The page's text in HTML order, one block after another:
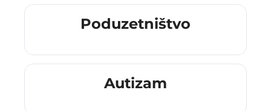
Poduzetništvo
Autizam